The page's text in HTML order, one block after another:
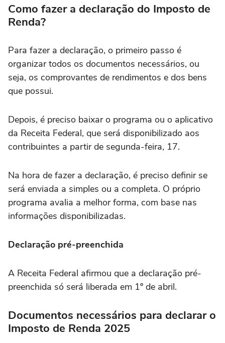
Como fazer a declaração do Imposto de
Renda?
Para fazer a declaração, o primeiro passo é
organizar todos os documentos necessários, ou
seja, os comprovantes de rendimentos e dos bens
que possui.
Depois, é preciso baixar o programa ou o aplicativo
da Receita Federal, que será disponibilizado aos
contribuintes a partir de segunda-feira, 17.
Na hora de fazer a declaração, é preciso definir se
será enviada a simples ou a completa. O próprio
programa avalia a melhor forma, com base nas
informações disponibilizadas.
Declaração pré-preenchida
A Receita Federal afirmou que a declaração pré-
preenchida só será liberada em 1º de abril.
Documentos necessários para declarar o
Imposto de Renda 2025